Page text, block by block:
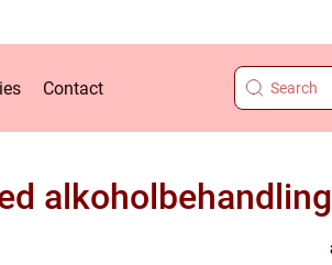
Contact
alkoholbehandling